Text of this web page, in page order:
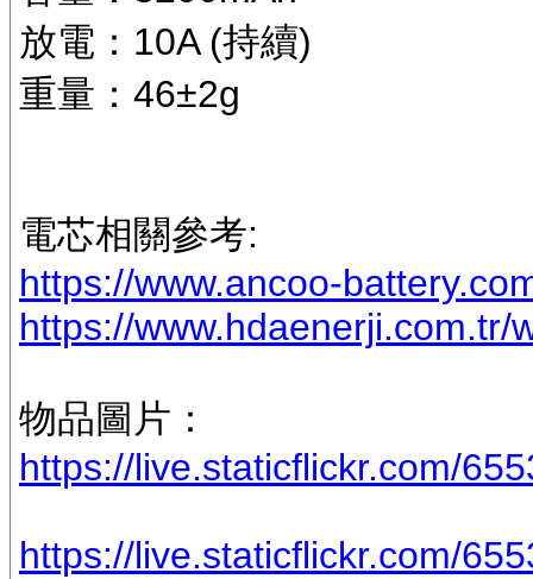
放電：10A (持續)
重量：46±2g
電芯相關參考:
https://www.ancoo-
https://www.hdaenerji.com.tr/
物品圖片：
https://live.staticflickr.com/
https://live.staticflickr.com/